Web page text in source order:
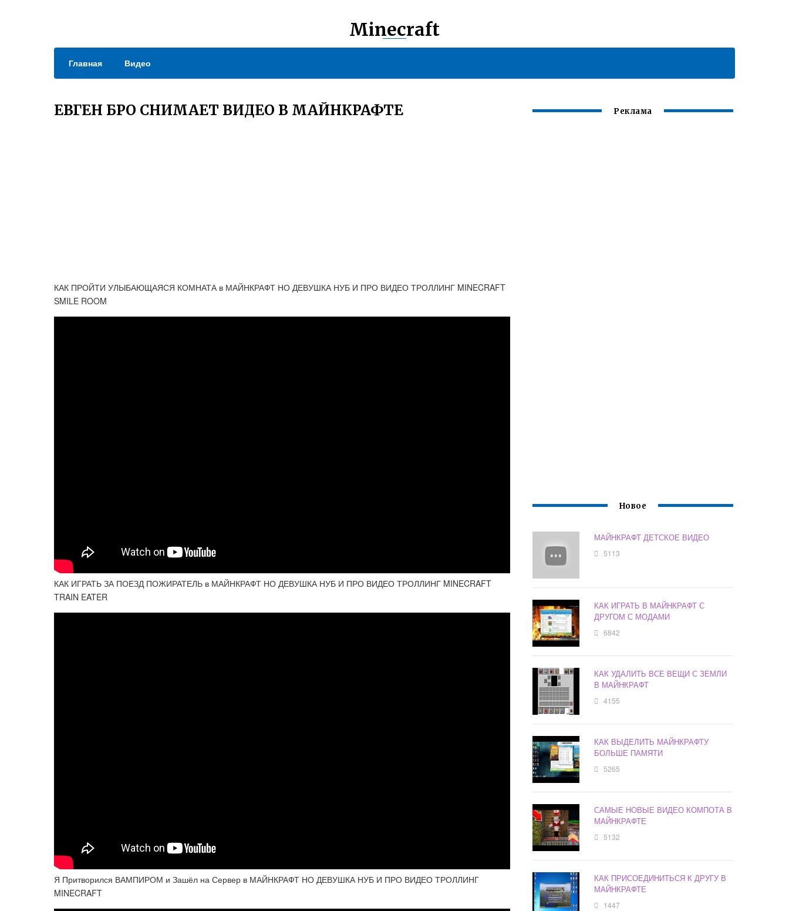
Minecraft
Главная Видео
ЕВГЕН БРО СНИМАЕТ ВИДЕО В МАЙНКРАФТЕ
КАК ПРОЙТИ УЛЫБАЮЩАЯСЯ КОМНАТА в МАЙНКРАФТ НО ДЕВУШКА НУБ И ПРО ВИДЕО ТРОЛЛИНГ MINECRAFT
SMILE ROOM
КАК ИГРАТЬ ЗА ПОЕЗД ПОЖИРАТЕЛЬ в МАЙНКРАФТ НО ДЕВУШКА НУБ И ПРО ВИДЕО ТРОЛЛИНГ MINECRAFT
TRAIN EATER
Я Притворился ВАМПИРОМ и Зашёл на Сервер в МАЙНКРАФТ НО ДЕВУШКА НУБ И ПРО ВИДЕО ТРОЛЛИНГ
MINECRAFT
Реклама
Новое
МАЙНКРАФТ ДЕТСКОЕ ВИДЕО
5113
КАК ИГРАТЬ В МАЙНКРАФТ С
ДРУГОМ С МОДАМИ
6842
КАК УДАЛИТЬ ВСЕ ВЕЩИ С ЗЕМЛИ
В МАЙНКРАФТ
4155
КАК ВЫДЕЛИТЬ МАЙНКРАФТУ
БОЛЬШЕ ПАМЯТИ
5265
САМЫЕ НОВЫЕ ВИДЕО КОМПОТА В
МАЙНКРАФТЕ
5132
КАК ПРИСОЕДИНИТЬСЯ К ДРУГУ В
МАЙНКРАФТЕ
1447